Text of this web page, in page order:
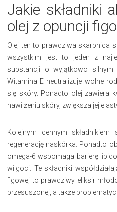
Jakie składniki
olej z opuncji
Olej ten to prawdziwa skarbnica
wszystkim jest to jeden z
substancji o wyjątkowo silnym
Witamina E neutralizuje wolne
się skóry. Ponadto olej zawiera
nawilżeniu skóry, zwiększa jej
Kolejnym cennym
regenerację naskórka. Ponadto
omega-6 wspomaga barierę
wilgoci. Te składniki
figowej to prawdziwy eliksir
przesuszonej, a także